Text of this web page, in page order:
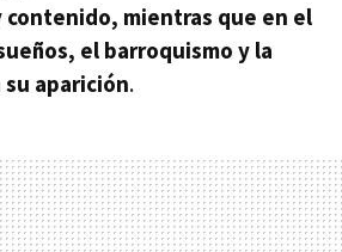
contenido, mientras que en el
el barroquismo y la
aparición.